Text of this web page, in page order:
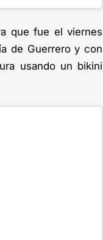
que fue el viernes
de Guerrero y con
usando un bikini